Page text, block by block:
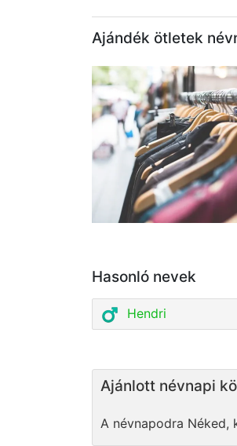
Ajándék ötletek
Hasonló nevek
Hendri
Ajánlott névnapi
A névnapodra Néked,